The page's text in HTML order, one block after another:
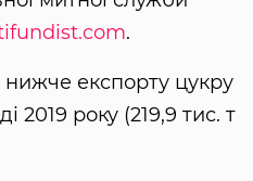
.
експорту цукру
2019 року (219,9 тис. т